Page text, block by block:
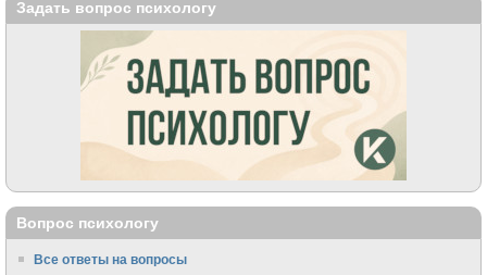
Задать вопрос психологу
Вопрос психологу
Все ответы на вопросы